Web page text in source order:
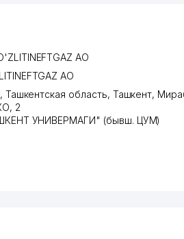
АО
АО
Ташкентская область, Ташкент,
, 2
УНИВЕРМАГИ" (бывш. ЦУМ)